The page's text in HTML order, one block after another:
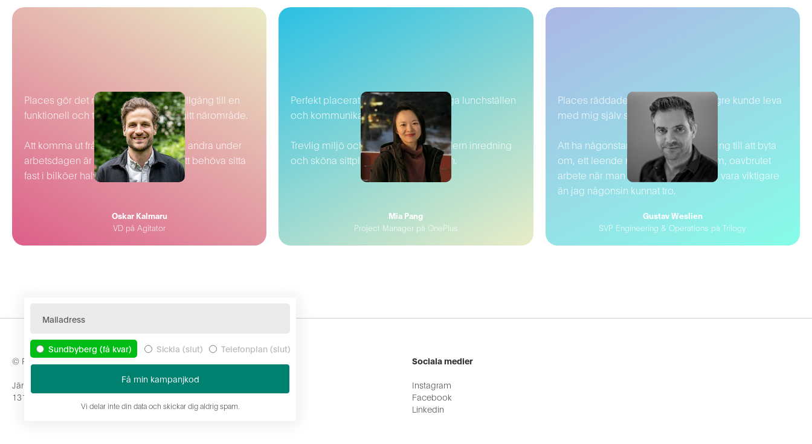
Sundbyberg (få kvar) Sickla (slut) Telefonplan (slut)
Vi delar inte din data och skickar dig aldrig spam.
Places gör det möjligt för mig att få tillgång till en
funktionell och trevlig arbetsplats i mitt närområde.
Att komma ut från hemmet och träffa andra under
arbetsdagen är viktigt för mig, utan att behöva sitta
fast i bilköer halva dagen.
Oskar Kalmaru
VD på Agitator
Perfekt placerat med närhet till många lunchställen
och kommunikationer.
Trevlig miljö och atmosfär med modern inredning
och sköna sittplatser för arbetsdagen.
Mia Pang
Project Manager på OnePlus
Places räddade mig när jag inte längre kunde leva
med mig själv som hemarbetande.
Att ha någonstans att åka, en anledning till att byta
om, ett leende när man kommer fram, oavbrutet
arbete när man väl är där, visade sig vara viktigare
än jag någonsin kunnat tro.
Gustav Weslien
SVP Engineering & Operations på Trilogy
© Places AB
Järnvägsgatan 30
131 54 Nacka
+46 79 079 06 32
Sociala medier
Instagram
Facebook
Linkedin